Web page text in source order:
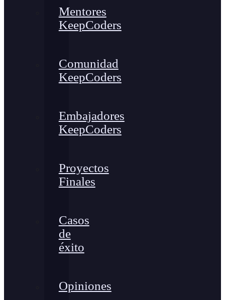
Mentores
KeepCoders
Comunidad
KeepCoders
Embajadores
KeepCoders
Proyectos
Finales
Casos
de
éxito
Opiniones